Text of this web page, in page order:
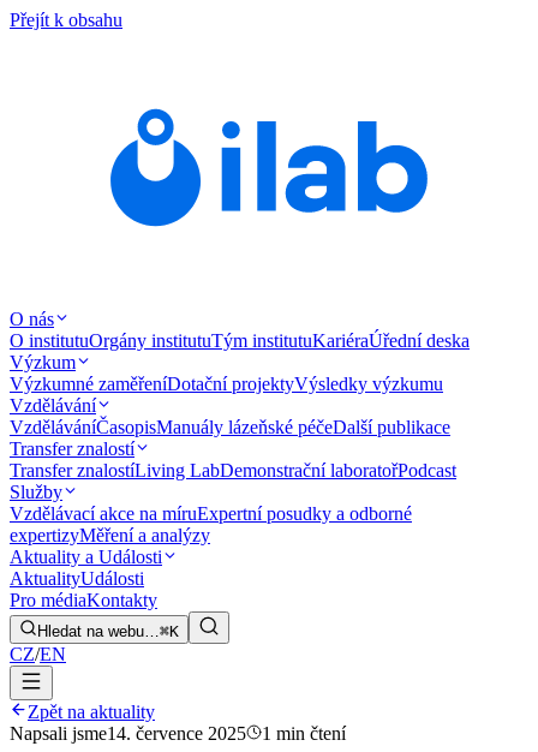
Přejít k obsahu
O nás
O institutuOrgány institutuTým institutuKariéraÚřední deska
Výzkum
Výzkumné zaměřeníDotační projektyVýsledky výzkumu
Vzdělávání
VzděláváníČasopisManuály lázeňské péčeDalší publikace
Transfer znalostí
Transfer znalostíLiving LabDemonstrační laboratořPodcast
Služby
Vzdělávací akce na míruExpertní posudky a odborné
expertizyMěření a analýzy
Aktuality a Události
AktualityUdálosti
Pro médiaKontakty
Hledat na webu…⌘K
CZ/EN
Zpět na aktuality
Napsali jsme14. července 2025 1 min čtení